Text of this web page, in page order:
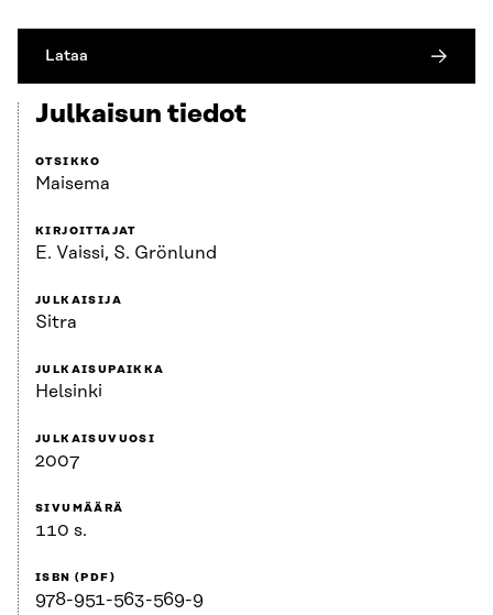
Lataa
Julkaisun tiedot
OTSIKKO
Maisema
KIRJOITTAJAT
E. Vaissi, S. Grönlund
JULKAISIJA
Sitra
JULKAISUPAIKKA
Helsinki
JULKAISUVUOSI
2007
SIVUMÄÄRÄ
110 s.
ISBN (PDF)
978-951-563-569-9